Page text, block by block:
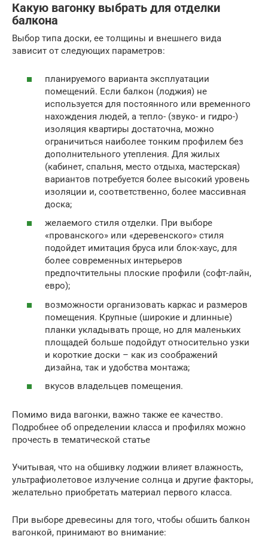
Какую вагонку выбрать для отделки
балкона
Выбор типа доски, ее толщины и внешнего вида
зависит от следующих параметров:
планируемого варианта эксплуатации
помещений. Если балкон (лоджия) не
используется для постоянного или временного
нахождения людей, а тепло- (звуко- и гидро-)
изоляция квартиры достаточна, можно
ограничиться наиболее тонким профилем без
дополнительного утепления. Для жилых
(кабинет, спальня, место отдыха, мастерская)
вариантов потребуется более высокий уровень
изоляции и, соответственно, более массивная
доска;
желаемого стиля отделки. При выборе
«прованского» или «деревенского» стиля
подойдет имитация бруса или блок-хаус, для
более современных интерьеров
предпочтительны плоские профили (софт-лайн,
евро);
возможности организовать каркас и размеров
помещения. Крупные (широкие и длинные)
планки укладывать проще, но для маленьких
площадей больше подойдут относительно узки
и короткие доски – как из соображений
дизайна, так и удобства монтажа;
вкусов владельцев помещения.
Помимо вида вагонки, важно также ее качество.
Подробнее об определении класса и профилях можно
прочесть в тематической статье
Учитывая, что на обшивку лоджии влияет влажность,
ультрафиолетовое излучение солнца и другие факторы,
желательно приобретать материал первого класса.
При выборе древесины для того, чтобы обшить балкон
вагонкой, принимают во внимание: